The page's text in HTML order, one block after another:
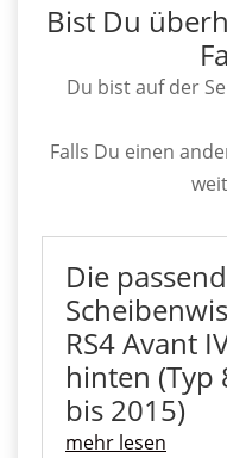
Bist Du
Du bist auf der
Falls Du einen
Die
RS4 Avant
hinten (Typ
bis 2015)
mehr lesen